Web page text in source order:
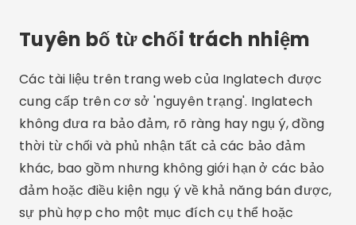
Tuyên bố từ chối trách nhiệm
Các tài liệu trên trang web của Inglatech được
cung cấp trên cơ sở 'nguyên trạng'. Inglatech
không đưa ra bảo đảm, rõ ràng hay ngụ ý, đồng
thời từ chối và phủ nhận tất cả các bảo đảm
khác, bao gồm nhưng không giới hạn ở các bảo
đảm hoặc điều kiện ngụ ý về khả năng bán được,
sự phù hợp cho một mục đích cụ thể hoặc